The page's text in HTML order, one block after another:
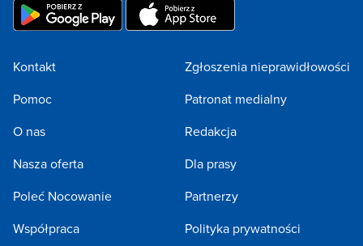
Kontakt
Pomoc
O nas
Nasza oferta
Poleć Nocowanie
Współpraca
Zgłoszenia nieprawidłowości
Patronat medialny
Redakcja
Dla prasy
Partnerzy
Polityka prywatności